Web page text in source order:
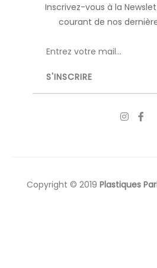
Inscrivez-vous à la
courant de nos
Copyright © 2019 Plastiques